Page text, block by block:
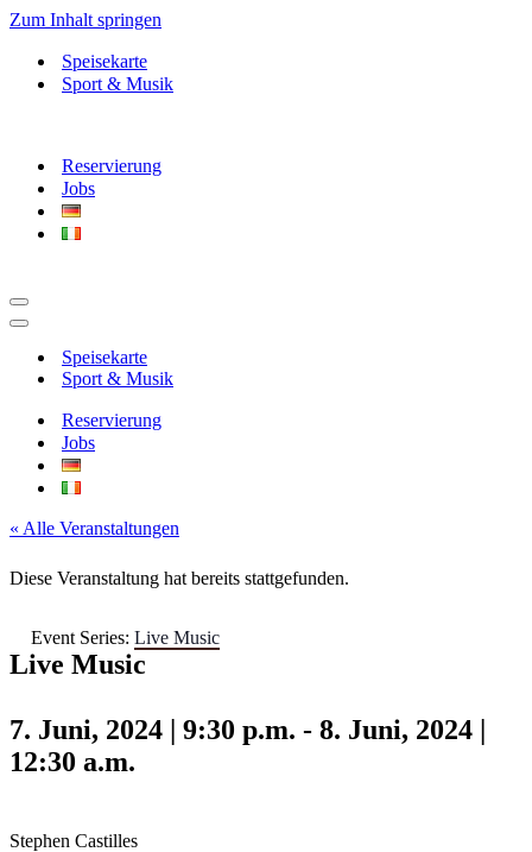
Zum Inhalt springen
Speisekarte
Sport & Musik
Reservierung
Jobs
Navigationsmenü
Navigationsmenü
Speisekarte
Sport & Musik
Reservierung
Jobs
« Alle Veranstaltungen
Diese Veranstaltung hat bereits stattgefunden.
Event Series: Live Music
Live Music
7. Juni, 2024 | 9:30 p.m. - 8. Juni, 2024 |
12:30 a.m.
Stephen Castilles